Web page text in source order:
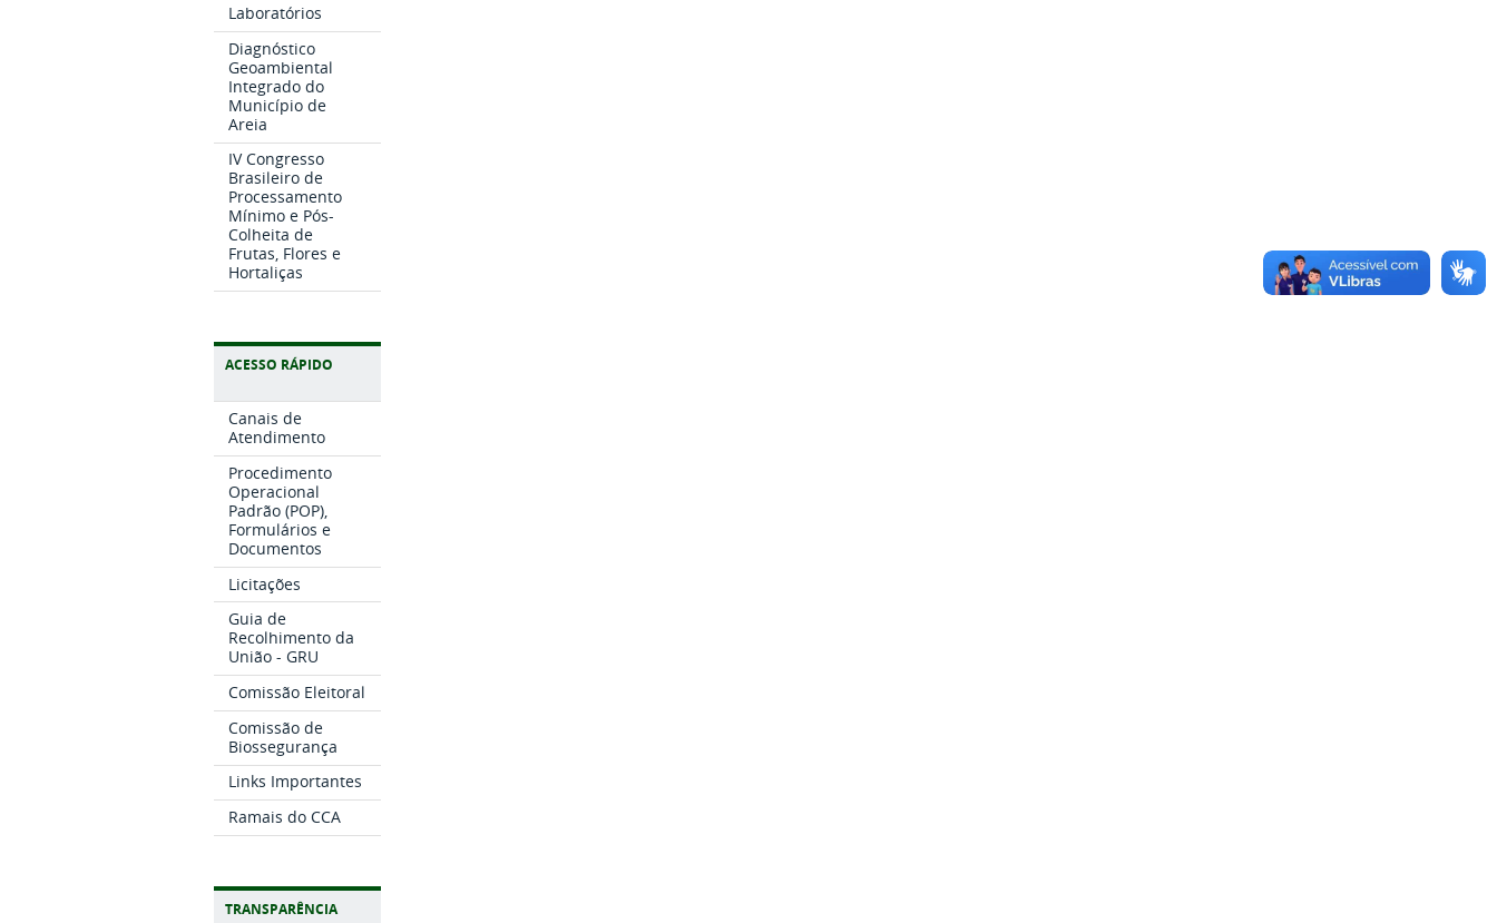
Laboratórios
Diagnóstico
Geoambiental
Integrado do
Município de
Areia
IV Congresso
Brasileiro de
Processamento
Mínimo e Pós-
Colheita de
Frutas, Flores e
Hortaliças
ACESSO RÁPIDO
Canais de
Atendimento
Procedimento
Operacional
Padrão (POP),
Formulários e
Documentos
Licitações
Guia de
Recolhimento da
União - GRU
Comissão Eleitoral
Comissão de
Biossegurança
Links Importantes
Ramais do CCA
TRANSPARÊNCIA